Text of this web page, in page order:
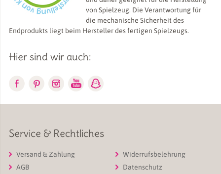
von Spielzeug. Die Verantwortung für
die mechanische Sicherheit des
Endprodukts liegt beim Hersteller des fertigen Spielzeugs.
Hier sind wir auch:
Service & Rechtliches
Versand & Zahlung
AGB
Widerrufsbelehrung
Datenschutz